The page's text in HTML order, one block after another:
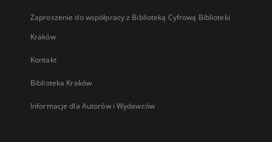
Zaproszenie do współpracy z Biblioteką Cyfrową Biblioteki
Kraków
Kontakt
Biblioteka Kraków
Informacje dla Autorów i Wydawców